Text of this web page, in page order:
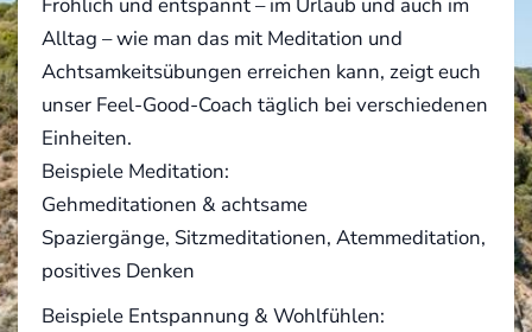
Fröhlich und entspannt – im Urlaub und auch im
Alltag – wie man das mit Meditation und
Achtsamkeitsübungen erreichen kann, zeigt euch
unser Feel-Good-Coach täglich bei verschiedenen
Einheiten.
Beispiele Meditation:
Gehmeditationen & achtsame
Spaziergänge, Sitzmeditationen, Atemmeditation,
positives Denken
Beispiele Entspannung & Wohlfühlen: